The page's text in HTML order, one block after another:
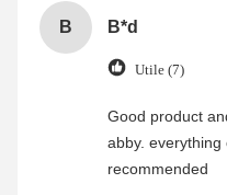
B B*d
Utile (7)
Good product
abby.
recommended